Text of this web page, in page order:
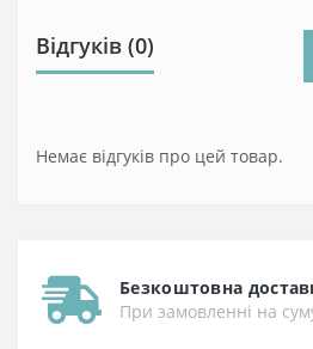
Відгуків (0)
Немає відгуків про цей товар.
Безкоштовна
При замовленні на